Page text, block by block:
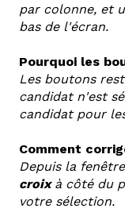
par colonne, et
bas de l'écran.
Pourquoi les
Les boutons
candidat n'est
candidat pour
Comment
Depuis la
croixà côté du
votre sélection.